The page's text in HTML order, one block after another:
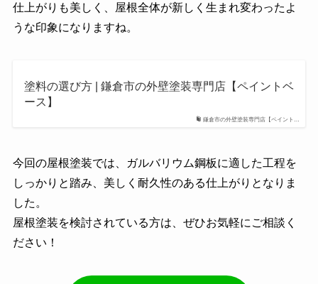
仕上がりも美しく、屋根全体が新しく生まれ変わったよ
うな印象になりますね。
鎌倉市の外壁塗装専門店【ペイント…
塗料の選び方 | 鎌倉市の外壁塗装専門店【ペイントベ
ース】
今回の屋根塗装では、ガルバリウム鋼板に適した工程を
しっかりと踏み、美しく耐久性のある仕上がりとなりま
した。
屋根塗装を検討されている方は、ぜひお気軽にご相談く
ださい！